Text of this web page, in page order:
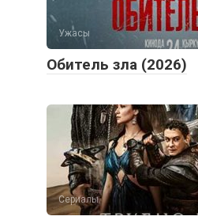
Ужасы
Обитель зла (2026)
Сериалы